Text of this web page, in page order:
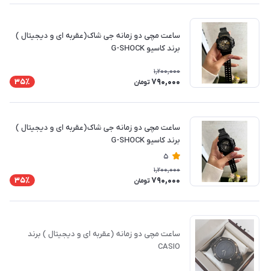
ساعت مچی دو زمانه جی شاک(عقربه ای و دیجیتال )
برند کاسیو G-SHOCK
1,200,000
790,000 تومان 35٪
ساعت مچی دو زمانه جی شاک(عقربه ای و دیجیتال )
برند کاسیو G-SHOCK
5
1,200,000
790,000 تومان 35٪
ساعت مچی دو زمانه (عقربه ای و دیجیتال ) برند
CASIO